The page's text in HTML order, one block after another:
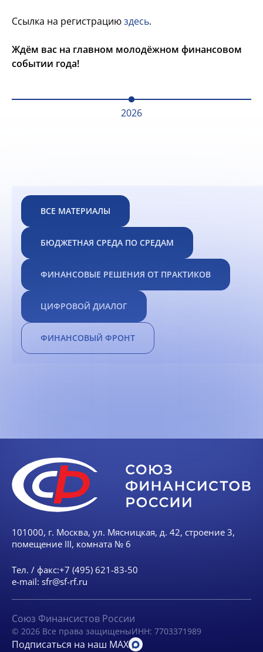
Ссылка на регистрациюздесь.
Ждём вас на главном молодёжном финансовом
событии года!
2026
ВСЕ МАТЕРИАЛЫ
БЮДЖЕТНАЯ СРЕДА ПО СРЕДАМ
ФИНАНСОВЫЕ РЕШЕНИЯ ОТ ПРАКТИКОВ
ЦИФРОВОЙ ДИАЛОГ
ФИНАНСОВЫЙ ФРОНТ
101000, г. Москва, ул. Мясницкая, д. 42, строение 3,
помещение III, комната № 6
Тел. / факс:+7 (495) 621-83-50
e-mail: sfr@sf-rf.ru
Союз Финансистов России
© 2026 Все права защищеныИНН: 7703371989
Подписаться на наш MAX